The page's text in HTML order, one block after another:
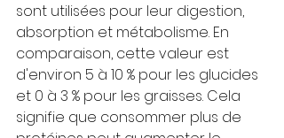
sont utilisées pour leur digestion,
absorption et métabolisme. En
comparaison, cette valeur est
d'environ 5 à 10 % pour les glucides
et 0 à 3 % pour les graisses. Cela
signifie que consommer plus de